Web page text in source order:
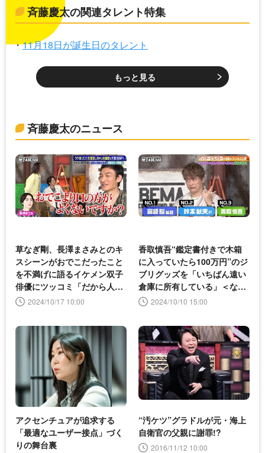
斉藤慶太の関連タレント特集
11月18日が誕生日のタレント
もっと見る
斉藤慶太のニュース
草なぎ剛、長澤まさみとのキ
スシーンがおでこだったこと
を不満げに語るイケメン双子
俳優にツッコミ「だから人生
が激変するんだよ」＜ななに
2024/10/17 10:00
香取慎吾“鑑定書付きで木箱
に入っていたら100万円”のジ
ブリグッズを「いちばん遠い
倉庫に所有している」＜なな
にー 地下ABEMA＞
2024/10/10 15:00
アクセンチュアが追求する
「最適なユーザー接点」づく
りの舞台裏
“汚ケツ”グラドルが元・海上
自衛官の父親に謝罪!?
2016/11/12 10:00